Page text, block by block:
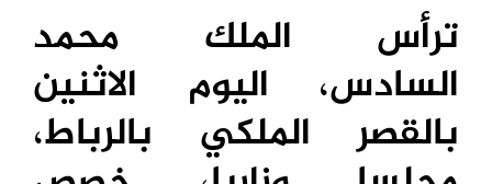
ترأس الملك محمد
السادس، اليوم الاثنين
بالقصر الملكي بالرباط،